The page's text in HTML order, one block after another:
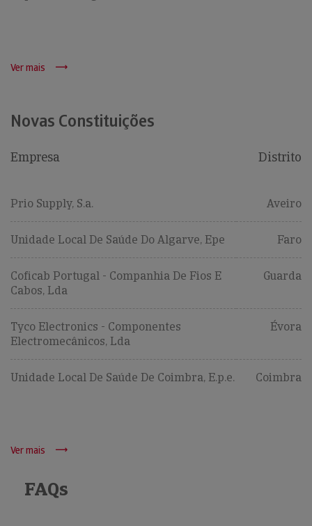
Ver mais
Novas Constituições
Empresa Distrito
Prio Supply, S.a. Aveiro
Unidade Local De Saúde Do Algarve, Epe Faro
Coficab Portugal - Companhia De Fios E
Cabos, Lda
Guarda
Tyco Electronics - Componentes
Electromecânicos, Lda
Évora
Unidade Local De Saúde De Coimbra, E.p.e. Coimbra
Ver mais
FAQs